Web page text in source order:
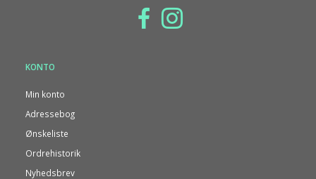
KONTO
Min konto
Adressebog
Ønskeliste
Ordrehistorik
Nyhedsbrev